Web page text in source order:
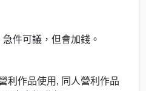
件可議，但會加錢。
利作品使用, 同人營利作品